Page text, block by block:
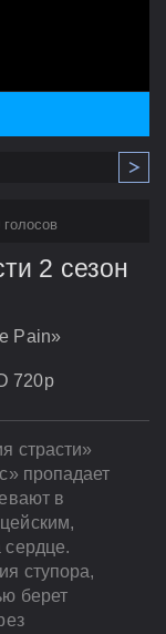
2 сезон
Pain»
720p
голосов
страсти»
пропадает
в
сердце.
ступора,
берет